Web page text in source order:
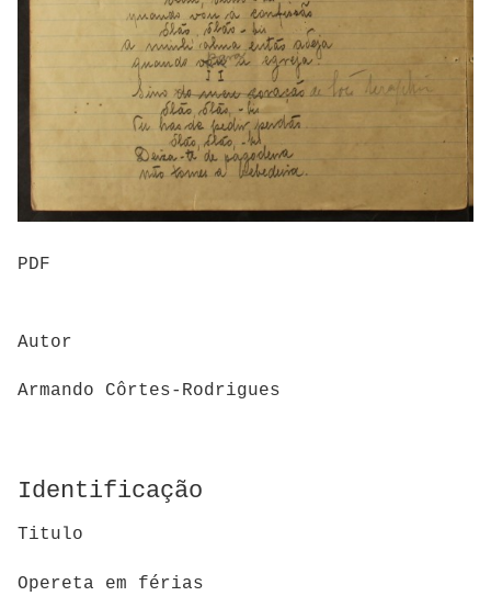
PDF
Autor
Armando Côrtes-Rodrigues
Identificação
Titulo
Opereta em férias